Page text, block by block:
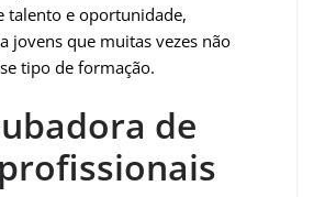
talento e oportunidade,
jovens que muitas vezes não
tipo de formação.
de